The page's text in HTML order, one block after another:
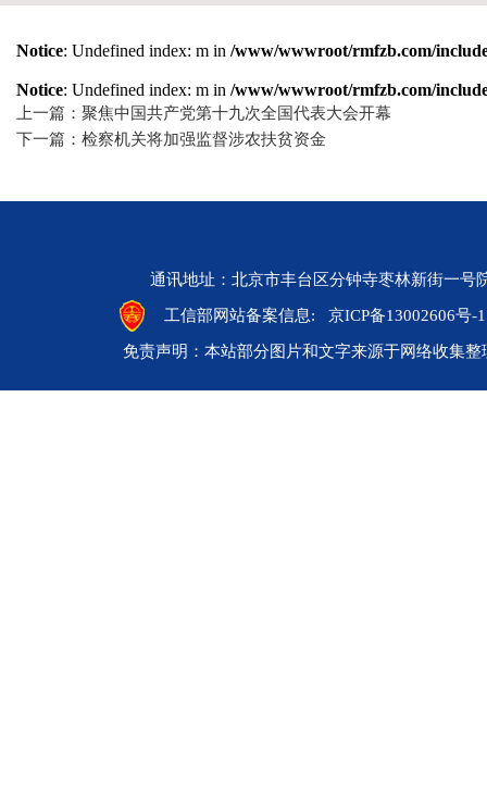
Notice: Undefined index: m in /www/wwwroot/rmfzb.com/
Notice: Undefined index: m in /www/wwwroot/rmfzb.com/
上一篇：聚焦中国共产党第十九次全国代表大会开幕
下一篇：检察机关将加强监督涉农扶贫资金
通讯地址：北京市丰台区分钟寺枣林新街一
工信部网站备案信息: 京ICP备13002606号-1
免责声明：本站部分图片和文字来源于网络收集